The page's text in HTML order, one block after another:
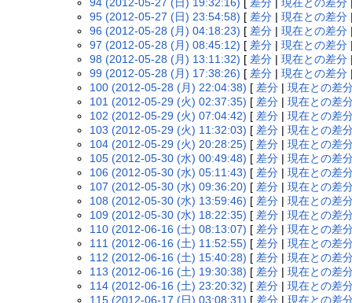
95 (2012-05-27 (日) 23:54:58) [ 差分 |現在との差分 |
96 (2012-05-28 (月) 04:18:23) [ 差分 |現在との差分 |
97 (2012-05-28 (月) 08:45:12) [ 差分 |現在との差分 |
98 (2012-05-28 (月) 13:11:32) [ 差分 |現在との差分 |
99 (2012-05-28 (月) 17:38:26) [ 差分 |現在との差分 |
100 (2012-05-28 (月) 22:04:38) [ 差分 |現在との差
101 (2012-05-29 (火) 02:37:35) [ 差分 |現在との差
102 (2012-05-29 (火) 07:04:42) [ 差分 |現在との差
103 (2012-05-29 (火) 11:32:03) [ 差分 |現在との差
104 (2012-05-29 (火) 20:28:25) [ 差分 |現在との差
105 (2012-05-30 (水) 00:49:48) [ 差分 |現在との差
106 (2012-05-30 (水) 05:11:43) [ 差分 |現在との差
107 (2012-05-30 (水) 09:36:20) [ 差分 |現在との差
108 (2012-05-30 (水) 13:59:46) [ 差分 |現在との差
109 (2012-05-30 (水) 18:22:35) [ 差分 |現在との差
110 (2012-06-16 (土) 08:13:07) [ 差分 |現在との差
111 (2012-06-16 (土) 11:52:55) [ 差分 |現在との差
112 (2012-06-16 (土) 15:40:28) [ 差分 |現在との差
113 (2012-06-16 (土) 19:30:38) [ 差分 |現在との差
114 (2012-06-16 (土) 23:20:32) [ 差分 |現在との差
115 (2012-06-17 (日) 03:08:31) [ 差分 |現在との差